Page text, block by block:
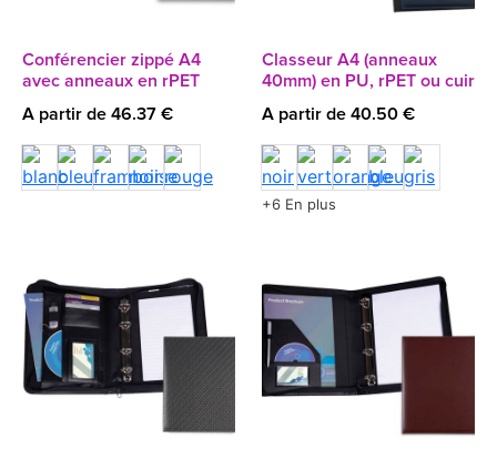
Conférencier zippé A4
avec anneaux en rPET
A partir de 46.37 €
Classeur A4 (anneaux
40mm) en PU, rPET ou cuir
A partir de 40.50 €
+6 En plus